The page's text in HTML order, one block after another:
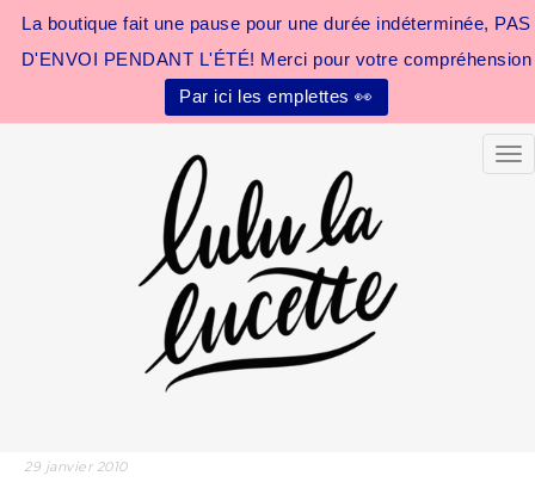
La boutique fait une pause pour une durée indéterminée, PAS
D'ENVOI PENDANT L'ÉTÉ! Merci pour votre compréhension
Par ici les emplettes 👀
29 janvier 2010